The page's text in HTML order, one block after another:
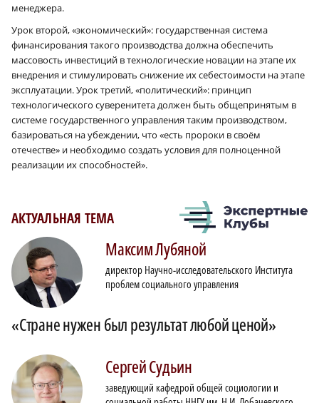
менеджера.
Урок второй, «экономический»: государственная система
финансирования такого производства должна обеспечить
массовость инвестиций в технологические новации на этапе их
внедрения и стимулировать снижение их себестоимости на этапе
эксплуатации. Урок третий, «политический»: принцип
технологического суверенитета должен быть общепринятым в
системе государственного управления таким производством,
базироваться на убеждении, что «есть пророки в своём
отечестве» и необходимо создать условия для полноценной
реализации их способностей».
АКТУАЛЬНАЯ ТЕМА
МаксимЛубяной
директор Научно-исследовательского Института
проблем социального управления
«Стране нужен был результат любой ценой»
СергейСудьин
заведующий кафедрой общей социологии и